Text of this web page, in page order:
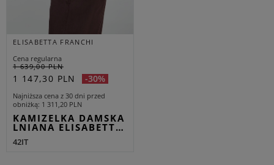
ELISABETTA FRANCHI
Cena regularna
1 639,00 PLN
1 147,30 PLN -30%
Najniższa cena z 30 dni przed
obniżką 1 311,20 PLN
KAMIZELKA DAMSKA
LNIANA ELISABETT…
42IT